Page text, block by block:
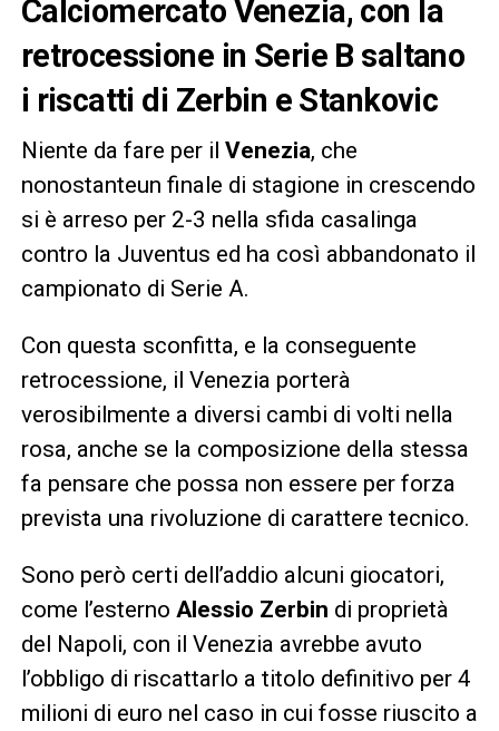
Calciomercato Venezia, con la
retrocessione in Serie B saltano
i riscatti di Zerbin e Stankovic
Niente da fare per il Venezia, che
nonostanteun finale di stagione in crescendo
si è arreso per 2-3 nella sfida casalinga
contro la Juventus ed ha così abbandonato il
campionato di Serie A.
Con questa sconfitta, e la conseguente
retrocessione, il Venezia porterà
verosibilmente a diversi cambi di volti nella
rosa, anche se la composizione della stessa
fa pensare che possa non essere per forza
prevista una rivoluzione di carattere tecnico.
Sono però certi dell’addio alcuni giocatori,
come l’esterno Alessio Zerbin di proprietà
del Napoli, con il Venezia avrebbe avuto
l’obbligo di riscattarlo a titolo definitivo per 4
milioni di euro nel caso in cui fosse riuscito a